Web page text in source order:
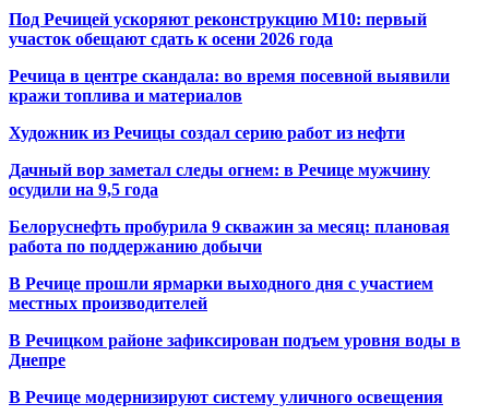
Под Речицей ускоряют реконструкцию М10: первый
участок обещают сдать к осени 2026 года
Речица в центре скандала: во время посевной выявили
кражи топлива и материалов
Художник из Речицы создал серию работ из нефти
Дачный вор заметал следы огнем: в Речице мужчину
осудили на 9,5 года
Белоруснефть пробурила 9 скважин за месяц: плановая
работа по поддержанию добычи
В Речице прошли ярмарки выходного дня с участием
местных производителей
В Речицком районе зафиксирован подъем уровня воды в
Днепре
В Речице модернизируют систему уличного освещения